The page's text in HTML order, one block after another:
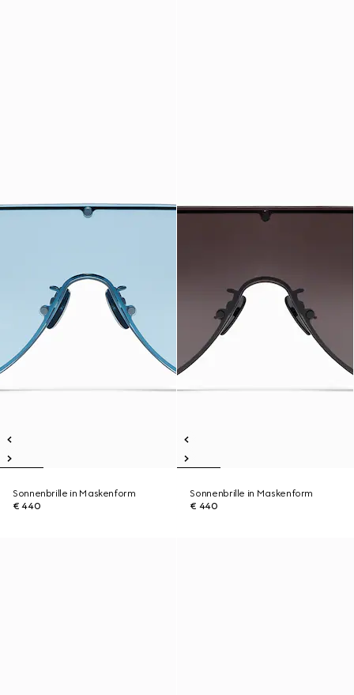
Sonnenbrille in Maskenform
€ 440
Sonnenbrille in Maskenform
€ 440